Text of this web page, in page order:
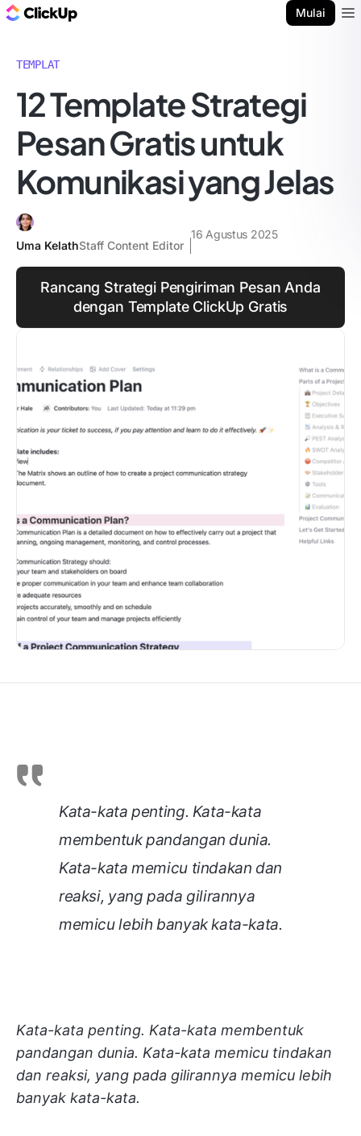
Mulai
TEMPLAT
12 Template Strategi
Pesan Gratis untuk
Komunikasi yang Jelas
Uma KelathStaff Content Editor
16 Agustus 2025
Rancang Strategi Pengiriman Pesan Anda
dengan Template ClickUp Gratis
Kata-kata penting. Kata-kata
membentuk pandangan dunia.
Kata-kata memicu tindakan dan
reaksi, yang pada gilirannya
memicu lebih banyak kata-kata.
Kata-kata penting. Kata-kata membentuk
pandangan dunia. Kata-kata memicu tindakan
dan reaksi, yang pada gilirannya memicu lebih
banyak kata-kata.